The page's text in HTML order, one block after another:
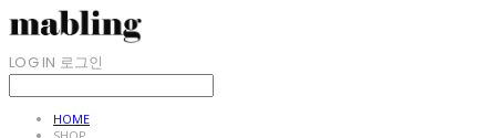
LOG IN 로그인
HOME